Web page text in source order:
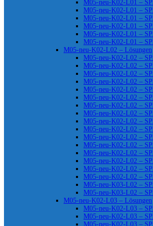
M05-neu-K02-L01 –
M05-neu-K02-L01 –
M05-neu-K02-L01 –
M05-neu-K02-L01 –
M05-neu-K02-L01 –
M05-neu-K02-L01 –
M05-neu-K02-L02 – Lösungen
M05-neu-K02-L02 –
M05-neu-K02-L02 –
M05-neu-K02-L02 –
M05-neu-K02-L02 –
M05-neu-K02-L02 –
M05-neu-K02-L02 –
M05-neu-K02-L02 –
M05-neu-K02-L02 –
M05-neu-K02-L02 –
M05-neu-K02-L02 –
M05-neu-K02-L02 –
M05-neu-K02-L02 –
M05-neu-K02-L02 –
M05-neu-K02-L02 –
M05-neu-K02-L02 –
M05-neu-K02-L02 –
M05-neu-K03-L02 –
M05-neu-K03-L02 –
M05-neu-K02-L03 – Lösungen
M05-neu-K02-L03 –
M05-neu-K02-L03 –
M05-neu-K02-L03 –